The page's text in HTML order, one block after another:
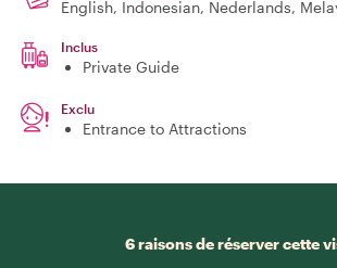
English, Indonesian, Nederlands,
Inclus
Private Guide
Exclu
Entrance to Attractions
6 raisons de réserver cette